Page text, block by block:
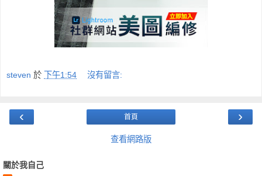
steven 於 下午1:54 沒有留言:
‹ ›
首頁
查看網路版
關於我自己